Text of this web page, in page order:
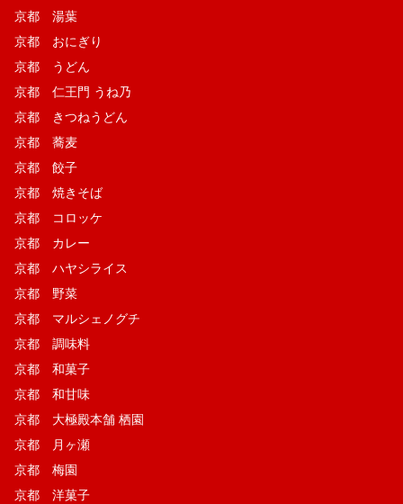
京都 湯葉
京都 おにぎり
京都 うどん
京都 仁王門 うね乃
京都 きつねうどん
京都 蕎麦
京都 餃子
京都 焼きそば
京都 コロッケ
京都 カレー
京都 ハヤシライス
京都 野菜
京都 マルシェノグチ
京都 調味料
京都 和菓子
京都 和甘味
京都 大極殿本舗 栖園
京都 月ヶ瀬
京都 梅園
京都 洋菓子